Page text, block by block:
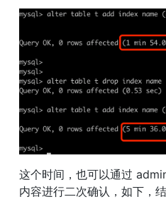
这个时间，也可以通过
内容进行二次确认，如下，